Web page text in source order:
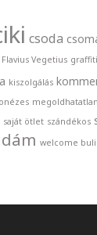
csoda
Flavius Vegetius graffiti
kiszolgálás
megoldhatatlan
saját ötlet szándékos
welcome buli